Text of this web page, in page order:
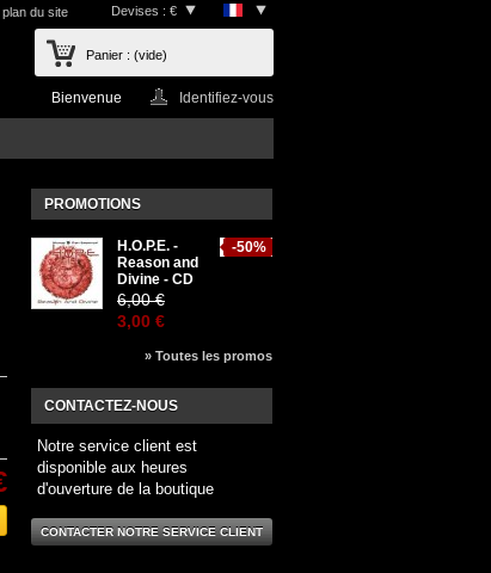
Devises : €
plan du site
Panier : (vide)
Bienvenue Identifiez-vous
PROMOTIONS
-50%
H.O.P.E. -
Reason and
Divine - CD
6,00 €
3,00 €
» Toutes les promos
CONTACTEZ-NOUS
Notre service client est
disponible aux heures
d'ouverture de la boutique
CONTACTER NOTRE SERVICE CLIENT